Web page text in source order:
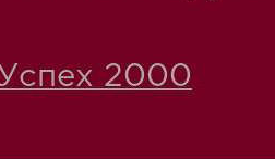
2000